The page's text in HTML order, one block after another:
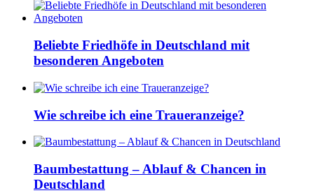
Beliebte Friedhöfe in Deutschland mit
besonderen Angeboten
Wie schreibe ich eine Traueranzeige?
Baumbestattung – Ablauf & Chancen in
Deutschland